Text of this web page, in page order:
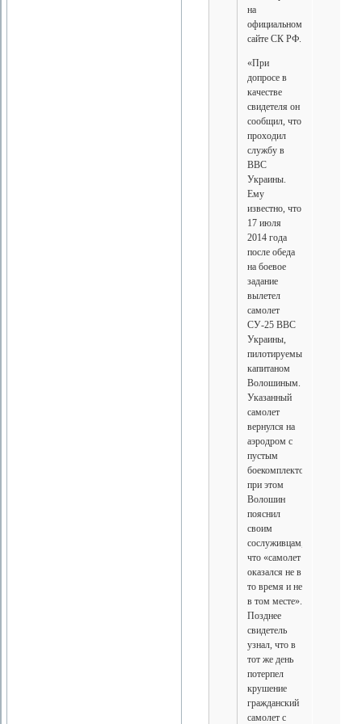
на
официальном
сайте СК РФ.
«При
допросе в
качестве
свидетеля он
сообщил, что
проходил
службу в
ВВС
Украины.
Ему
известно, что
17 июля
2014 года
после обеда
на боевое
задание
вылетел
самолет
СУ-25 ВВС
Украины,
пилотируемый
капитаном
Волошиным.
Указанный
самолет
вернулся на
аэродром с
пустым
боекомплектом,
при этом
Волошин
пояснил
своим
сослуживцам,
что «самолет
оказался не в
то время и не
в том месте».
Позднее
свидетель
узнал, что в
тот же день
потерпел
крушение
гражданский
самолет с